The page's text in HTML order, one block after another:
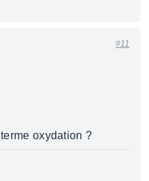
#11
oxydation ?